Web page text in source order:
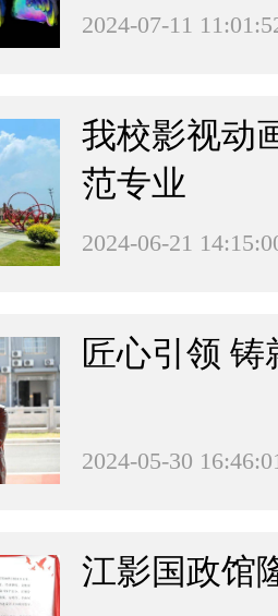
2024-07-11
我校影视动
范专业
2024-06-21
匠心引领
2024-05-30
江影国政馆